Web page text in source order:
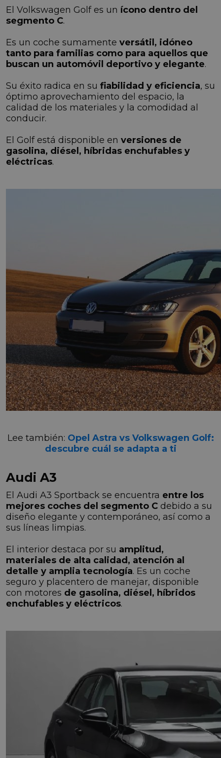
El Volkswagen Golf es un ícono dentro del
segmento C.
Es un coche sumamente versátil, idóneo
tanto para familias como para aquellos que
buscan un automóvil deportivo y elegante.
Su éxito radica en su fiabilidad y eficiencia, su
óptimo aprovechamiento del espacio, la
calidad de los materiales y la comodidad al
conducir.
El Golf está disponible en versiones de
gasolina, diésel, híbridas enchufables y
eléctricas.
Lee también: Opel Astra vs Volkswagen Golf:
descubre cuál se adapta a ti
Audi A3
El Audi A3 Sportback se encuentra entre los
mejores coches del segmento C debido a su
diseño elegante y contemporáneo, así como a
sus líneas limpias.
El interior destaca por su amplitud,
materiales de alta calidad, atención al
detalle y amplia tecnología. Es un coche
seguro y placentero de manejar, disponible
con motores de gasolina, diésel, híbridos
enchufables y eléctricos.